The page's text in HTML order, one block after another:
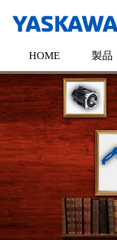
HOME 製品